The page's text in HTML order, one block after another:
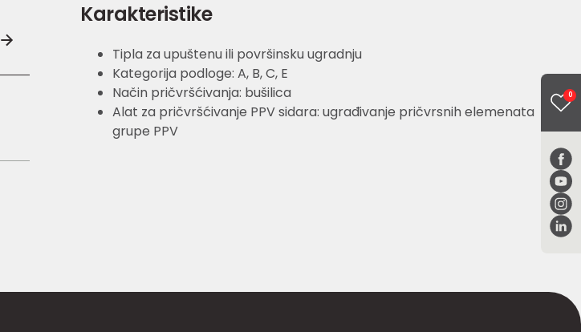
0
Karakteristike
Tipla za upuštenu ili površinsku ugradnju
Kategorija podloge: A, B, C, E
Način pričvršćivanja: bušilica
Alat za pričvršćivanje PPV sidara: ugrađivanje pričvrsnih elemenata
grupe PPV